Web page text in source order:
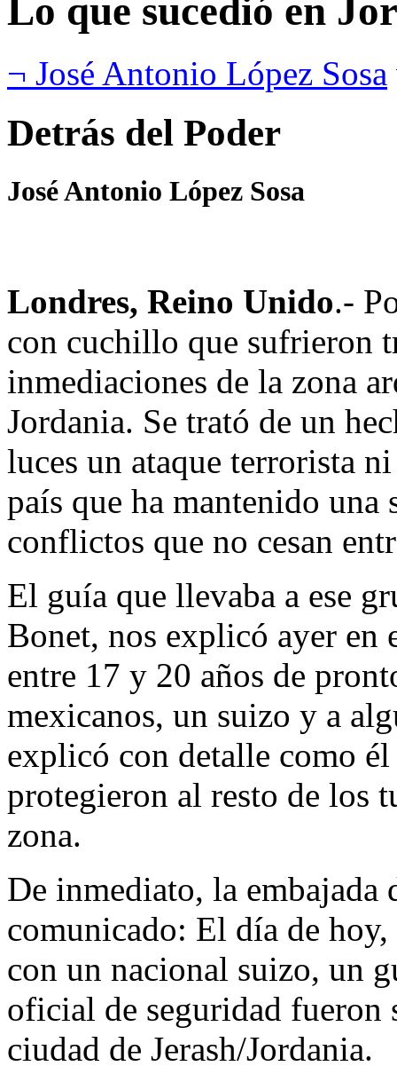
Lo que sucedió en
¬ José Antonio López Sosa
Detrás del Poder
José Antonio López Sosa
Londres, Reino Unido.-
con cuchillo que sufrieron
inmediaciones de la zona
Jordania. Se trató de un
luces un ataque terrorista
país que ha mantenido
conflictos que no cesan
El guía que llevaba a ese
Bonet, nos explicó ayer en
entre 17 y 20 años de
mexicanos, un suizo y a
explicó con detalle como
protegieron al resto de los
zona.
De inmediato, la
comunicado: El día de
con un nacional suizo, un
oficial de seguridad fueron
ciudad de Jerash/Jordania.